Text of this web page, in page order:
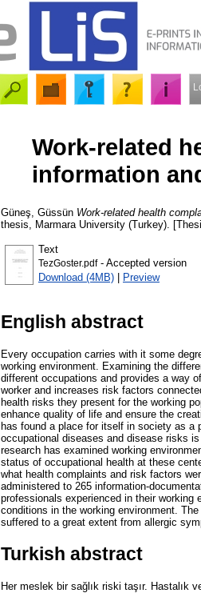
Work-related
information
Güneş, Güssün Work-related health
thesis, Marmara University (Turkey).
Text
TezGoster.pdf- Accepted version
Download (4MB) | Preview
English abstract
Every occupation carries with it some
working environment. Examining the
different occupations and provides a way
worker and increases risk factors
health risks they present for the working
enhance quality of life and ensure the
has found a place for itself in society as a
occupational diseases and disease risks
research has examined working
status of occupational health at these
what health complaints and risk factors
administered to 265 information-
professionals experienced in their
conditions in the working environment.
suffered to a great extent from allergic
Turkish abstract
Her meslek bir sağlık riski taşır. Hastalık